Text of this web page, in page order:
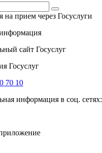
Search
на прием через Госуслуги
сайт Госуслуг
Госуслуг
70 10
информация в соц. сетях: